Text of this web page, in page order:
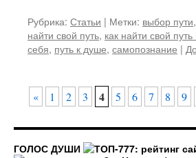
Рубрика: Статьи | Метки: выбор пути,
найти свой путь, как найти свой
себя, путь к душе, самопознание |
« 1 2 3 4 5 6 7 8 9
ГОЛОС ДУШИ